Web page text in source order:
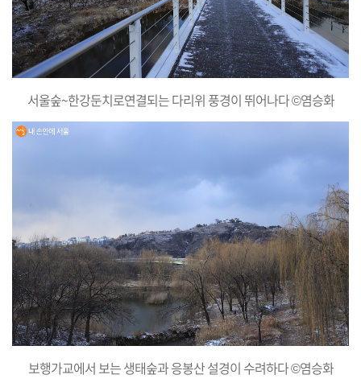
서울숲~한강둔치로연결되는 다리위 풍경이 뛰어나다 ©염승화
보행가교에서 보는 생태숲과 응봉산 설경이 수려하다 ©염승화